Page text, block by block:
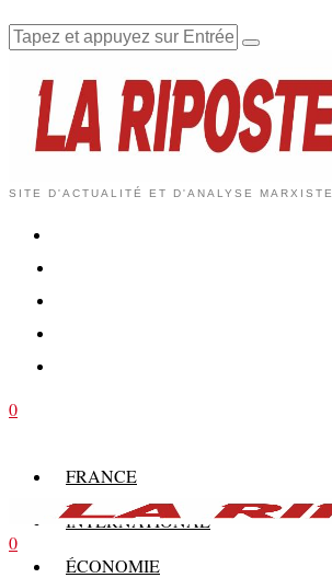
SITE D'ACTUALITÉ ET D'ANALYSE MARXISTE
0
FRANCE
INTERNATIONAL
ÉCONOMIE
0